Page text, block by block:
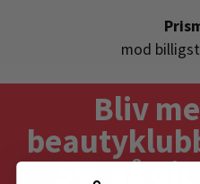
mod
Bliv
5% på